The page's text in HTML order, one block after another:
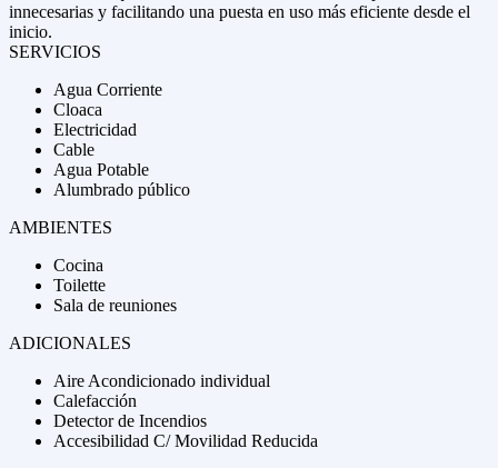
innecesarias y facilitando una puesta en uso más eficiente desde el
inicio.
SERVICIOS
Agua Corriente
Cloaca
Electricidad
Cable
Agua Potable
Alumbrado público
AMBIENTES
Cocina
Toilette
Sala de reuniones
ADICIONALES
Aire Acondicionado individual
Calefacción
Detector de Incendios
Accesibilidad C/ Movilidad Reducida